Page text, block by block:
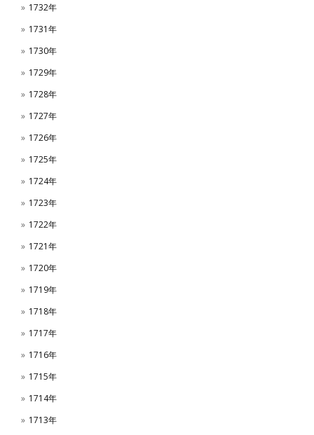
1732年
1731年
1730年
1729年
1728年
1727年
1726年
1725年
1724年
1723年
1722年
1721年
1720年
1719年
1718年
1717年
1716年
1715年
1714年
1713年